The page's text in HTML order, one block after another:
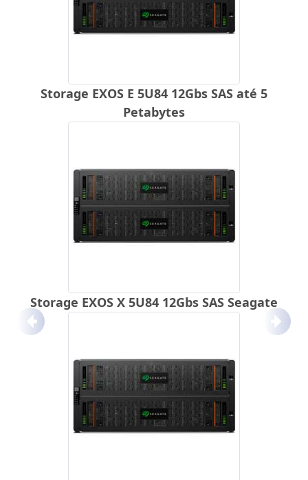
Storage EXOS E 5U84 12Gbs SAS até 5
Petabytes
Storage EXOS X 5U84 12Gbs SAS Seagate
Anterior